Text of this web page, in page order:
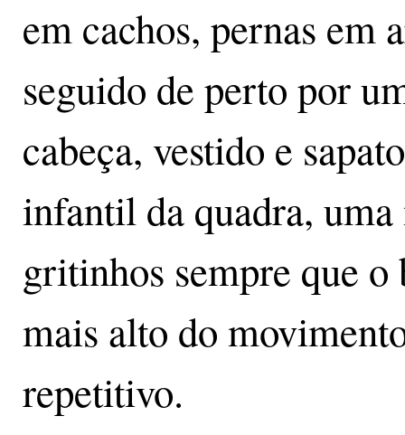
em cachos, pernas
seguido de perto por
cabeça, vestido e
infantil da quadra,
gritinhos sempre que
mais alto do
repetitivo.